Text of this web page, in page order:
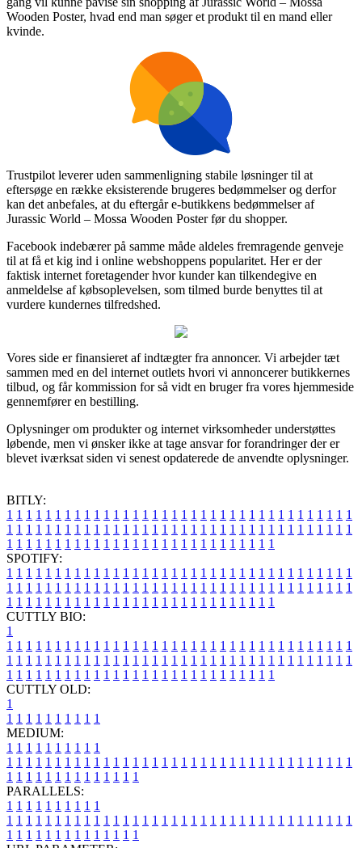
Wooden Poster, hvad end man søger et produkt til en mand eller
kvinde.
Trustpilot leverer uden sammenligning stabile løsninger til at
eftersøge en række eksisterende brugeres bedømmelser og derfor
kan det anbefales, at du eftergår e-butikkens bedømmelser af
Jurassic World – Mossa Wooden Poster før du shopper.
Facebook indebærer på samme måde aldeles fremragende genveje
til at få et kig ind i online webshoppens popularitet. Her er der
faktisk internet foretagender hvor kunder kan tilkendegive en
anmeldelse af købsoplevelsen, som tilmed burde benyttes til at
vurdere kundernes tilfredshed.
Vores side er finansieret af indtægter fra annoncer. Vi arbejder tæt
sammen med en del internet outlets hvori vi annoncerer butikkernes
tilbud, og får kommission for så vidt en bruger fra vores hjemmeside
gennemfører en bestilling.
Oplysninger om produkter og internet virksomheder understøttes
løbende, men vi ønsker ikke at tage ansvar for forandringer der er
blevet iværksat siden vi senest opdaterede de anvendte oplysninger.
BITLY:
1 1 1 1 1 1 1 1 1 1 1 1 1 1 1 1 1 1 1 1 1 1 1 1 1 1 1 1 1 1 1 1 1 1 1 1
1 1 1 1 1 1 1 1 1 1 1 1 1 1 1 1 1 1 1 1 1 1 1 1 1 1 1 1 1 1 1 1 1 1 1 1
1 1 1 1 1 1 1 1 1 1 1 1 1 1 1 1 1 1 1 1 1 1 1 1 1 1 1 1
SPOTIFY:
1 1 1 1 1 1 1 1 1 1 1 1 1 1 1 1 1 1 1 1 1 1 1 1 1 1 1 1 1 1 1 1 1 1 1 1
1 1 1 1 1 1 1 1 1 1 1 1 1 1 1 1 1 1 1 1 1 1 1 1 1 1 1 1 1 1 1 1 1 1 1 1
1 1 1 1 1 1 1 1 1 1 1 1 1 1 1 1 1 1 1 1 1 1 1 1 1 1 1 1
CUTTLY BIO:
1
1 1 1 1 1 1 1 1 1 1 1 1 1 1 1 1 1 1 1 1 1 1 1 1 1 1 1 1 1 1 1 1 1 1 1 1
1 1 1 1 1 1 1 1 1 1 1 1 1 1 1 1 1 1 1 1 1 1 1 1 1 1 1 1 1 1 1 1 1 1 1 1
1 1 1 1 1 1 1 1 1 1 1 1 1 1 1 1 1 1 1 1 1 1 1 1 1 1 1 1
CUTTLY OLD:
1
1 1 1 1 1 1 1 1 1 1
MEDIUM:
1 1 1 1 1 1 1 1 1 1
1 1 1 1 1 1 1 1 1 1 1 1 1 1 1 1 1 1 1 1 1 1 1 1 1 1 1 1 1 1 1 1 1 1 1 1
1 1 1 1 1 1 1 1 1 1 1 1 1 1
PARALLELS:
1 1 1 1 1 1 1 1 1 1
1 1 1 1 1 1 1 1 1 1 1 1 1 1 1 1 1 1 1 1 1 1 1 1 1 1 1 1 1 1 1 1 1 1 1 1
1 1 1 1 1 1 1 1 1 1 1 1 1 1